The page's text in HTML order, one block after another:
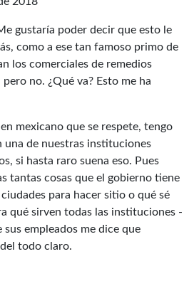
gustaría poder decir que esto le
como a ese tan famoso primo de
los comerciales de remedios
no. ¿Qué va? Esto me ha
mexicano que se respete, tengo
una de nuestras instituciones
si hasta raro suena eso. Pues
tantas cosas que el gobierno tiene
para hacer sitio o qué sé
qué sirven todas las instituciones -
sus empleados me dice que
todo claro.